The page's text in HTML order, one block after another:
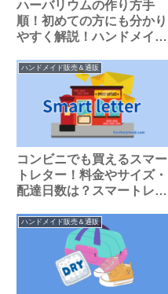
ハーバリウムの作り方手
順！初めての方にも分かり
やすく解説！ハンドメイド
ハンドメイド販売＆通販
コンビニでも買えるスマー
トレター！料金やサイズ・
配達日数は？スマートレタ
ハンドメイド販売＆通販